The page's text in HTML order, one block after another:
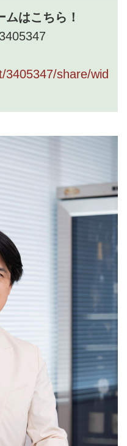
はこちら！
3405347/share/wid